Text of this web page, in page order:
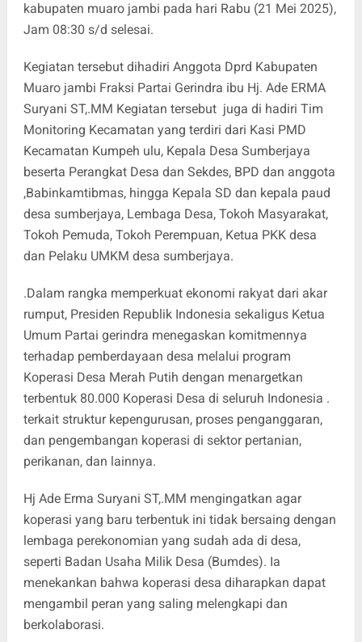
kabupaten muaro jambi pada hari Rabu (21 Mei 2025),
Jam 08:30 s/d selesai.
Kegiatan tersebut dihadiri Anggota Dprd Kabupaten
Muaro jambi Fraksi Partai Gerindra ibu Hj. Ade ERMA
Suryani ST,.MM Kegiatan tersebut juga di hadiri Tim
Monitoring Kecamatan yang terdiri dari Kasi PMD
Kecamatan Kumpeh ulu, Kepala Desa Sumberjaya
beserta Perangkat Desa dan Sekdes, BPD dan anggota
,Babinkamtibmas, hingga Kepala SD dan kepala paud
desa sumberjaya, Lembaga Desa, Tokoh Masyarakat,
Tokoh Pemuda, Tokoh Perempuan, Ketua PKK desa
dan Pelaku UMKM desa sumberjaya.
.Dalam rangka memperkuat ekonomi rakyat dari akar
rumput, Presiden Republik Indonesia sekaligus Ketua
Umum Partai gerindra menegaskan komitmennya
terhadap pemberdayaan desa melalui program
Koperasi Desa Merah Putih dengan menargetkan
terbentuk 80.000 Koperasi Desa di seluruh Indonesia .
terkait struktur kepengurusan, proses penganggaran,
dan pengembangan koperasi di sektor pertanian,
perikanan, dan lainnya.
Hj Ade Erma Suryani ST,.MM mengingatkan agar
koperasi yang baru terbentuk ini tidak bersaing dengan
lembaga perekonomian yang sudah ada di desa,
seperti Badan Usaha Milik Desa (Bumdes). Ia
menekankan bahwa koperasi desa diharapkan dapat
mengambil peran yang saling melengkapi dan
berkolaborasi.